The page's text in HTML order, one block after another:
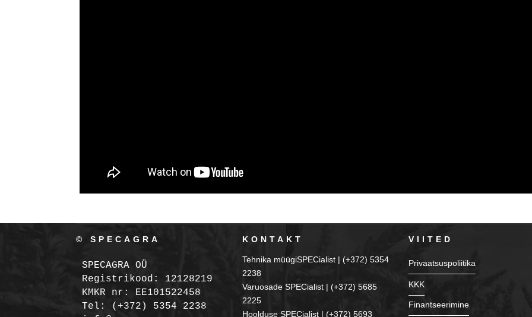
© SPECAGRA
SPECAGRA OÜ
Registrikood: 12128219
KMKR nr: EE101522458
Tel: (+372) 5354 2238
KONTAKT
Tehnika müügiSPECialist | (+372) 5354
2238
Varuosade SPECialist | (+372) 5685
2225
Hoolduse SPECialist | (+372) 5693
VIITED
Privaatsuspoliitika
KKK
Finantseerimine